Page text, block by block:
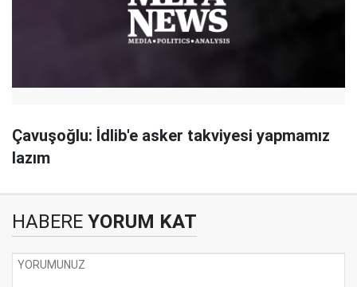
Çavuşoğlu: İdlib'e asker takviyesi yapmamız
lazım
HABERE YORUM KAT